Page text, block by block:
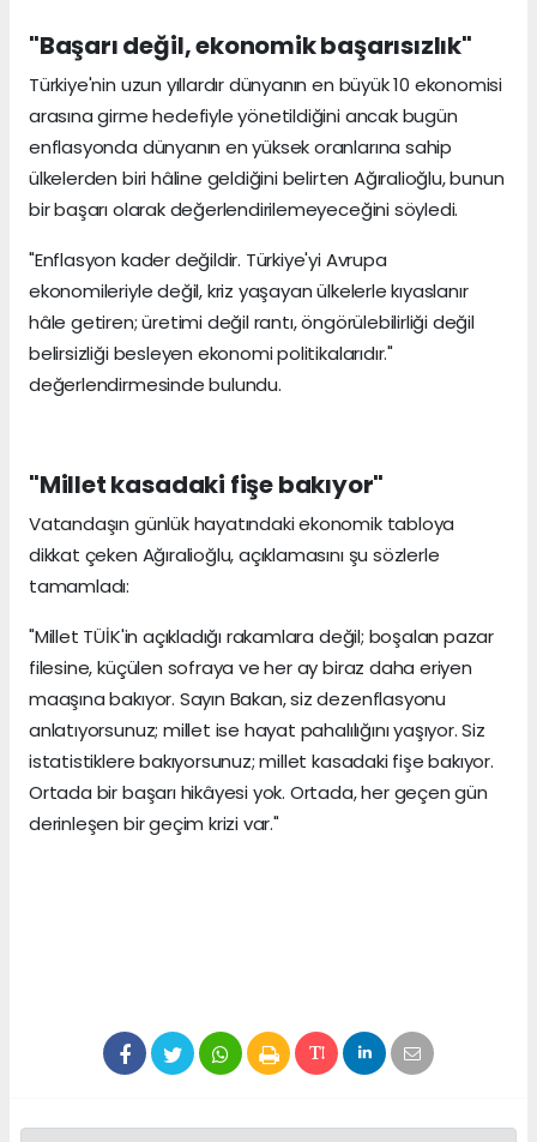
"Başarı değil, ekonomik başarısızlık"
Türkiye'nin uzun yıllardır dünyanın en büyük 10 ekonomisi
arasına girme hedefiyle yönetildiğini ancak bugün
enflasyonda dünyanın en yüksek oranlarına sahip
ülkelerden biri hâline geldiğini belirten Ağıralioğlu, bunun
bir başarı olarak değerlendirilemeyeceğini söyledi.
"Enflasyon kader değildir. Türkiye'yi Avrupa
ekonomileriyle değil, kriz yaşayan ülkelerle kıyaslanır
hâle getiren; üretimi değil rantı, öngörülebilirliği değil
belirsizliği besleyen ekonomi politikalarıdır."
değerlendirmesinde bulundu.
"Millet kasadaki fişe bakıyor"
Vatandaşın günlük hayatındaki ekonomik tabloya
dikkat çeken Ağıralioğlu, açıklamasını şu sözlerle
tamamladı:
"Millet TÜİK'in açıkladığı rakamlara değil; boşalan pazar
filesine, küçülen sofraya ve her ay biraz daha eriyen
maaşına bakıyor. Sayın Bakan, siz dezenflasyonu
anlatıyorsunuz; millet ise hayat pahalılığını yaşıyor. Siz
istatistiklere bakıyorsunuz; millet kasadaki fişe bakıyor.
Ortada bir başarı hikâyesi yok. Ortada, her geçen gün
derinleşen bir geçim krizi var."